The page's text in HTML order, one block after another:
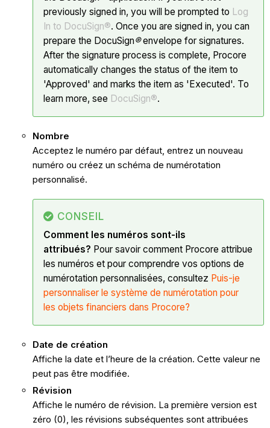
previously signed in, you will be prompted to Log
In to DocuSign®. Once you are signed in, you can
prepare the DocuSign®envelope for signatures.
After the signature process is complete, Procore
automatically changes the status of the item to
'Approved' and marks the item as 'Executed'. To
learn more, see DocuSign®.
Nombre
Acceptez le numéro par défaut, entrez un nouveau
numéro ou créez un schéma de numérotation
personnalisé.
CONSEIL
Comment les numéros sont-ils
attribués? Pour savoir comment Procore attribue
les numéros et pour comprendre vos options de
numérotation personnalisées, consultez Puis-je
personnaliser le système de numérotation pour
les objets financiers dans Procore?
Date de création
Affiche la date et l’heure de la création. Cette valeur ne
peut pas être modifiée.
Révision
Affiche le numéro de révision. La première version est
zéro (0), les révisions subséquentes sont attribuées